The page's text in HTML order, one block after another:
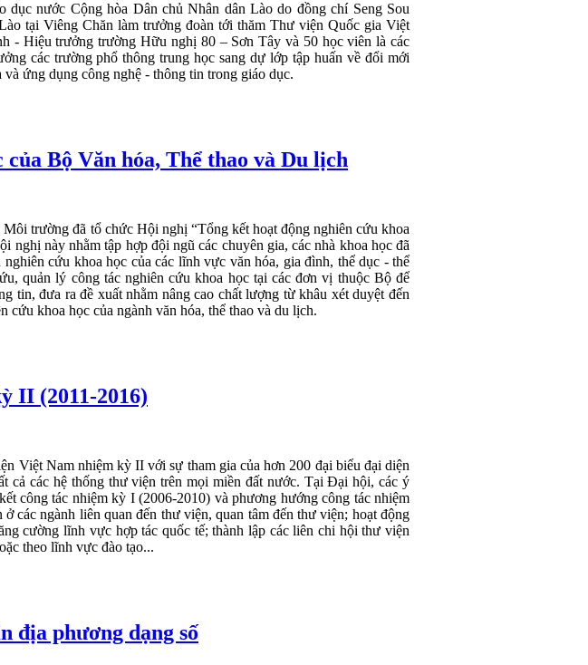
dục nước Cộng hòa Dân chủ Nhân dân Lào do đồng chí Seng Sou
tại Viêng Chăn làm trưởng đoàn tới thăm Thư viện Quốc gia Việt
- Hiệu trưởng trường Hữu nghị 80 – Sơn Tây và 50 học viên là các
các trường phổ thông trung học sang dự lớp tập huấn về đổi mới
ứng dụng công nghệ - thông tin trong giáo dục.
Bộ Văn hóa, Thể thao và Du lịch
trường đã tổ chức Hội nghị “Tổng kết hoạt động nghiên cứu khoa
nghị này nhằm tập hợp đội ngũ các chuyên gia, các nhà khoa học đã
cứu khoa học của các lĩnh vực văn hóa, gia đình, thể dục - thể
quản lý công tác nghiên cứu khoa học tại các đơn vị thuộc Bộ để
tin, đưa ra đề xuất nhằm nâng cao chất lượng từ khâu xét duyệt đến
cứu khoa học của ngành văn hóa, thể thao và du lịch.
II (2011-2016)
Việt Nam nhiệm kỳ II với sự tham gia của hơn 200 đại biểu đại diện
cả các hệ thống thư viện trên mọi miền đất nước. Tại Đại hội, các ý
công tác nhiệm kỳ I (2006-2010) và phương hướng công tác nhiệm
các ngành liên quan đến thư viện, quan tâm đến thư viện; hoạt động
cường lĩnh vực hợp tác quốc tế; thành lập các liên chi hội thư viện
theo lĩnh vực đào tạo...
địa phương dạng số